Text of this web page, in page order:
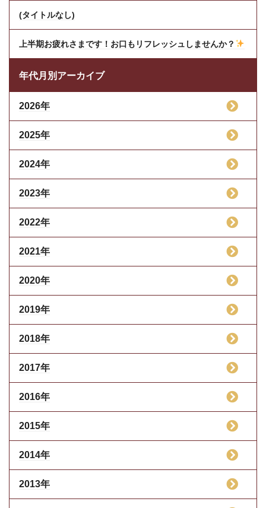
(タイトルなし)
上半期お疲れさまです！お口もリフレッシュしませんか？
年代月別アーカイブ
2026年
2025年
2024年
2023年
2022年
2021年
2020年
2019年
2018年
2017年
2016年
2015年
2014年
2013年